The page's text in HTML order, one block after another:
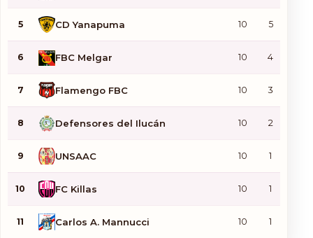
5 CD Yanapuma 10 5
6 FBC Melgar 10 4
7 Flamengo FBC 10 3
8 Defensores del Ilucán 10 2
9 UNSAAC 10 1
10 FC Killas 10 1
11 Carlos A. Mannucci 10 1